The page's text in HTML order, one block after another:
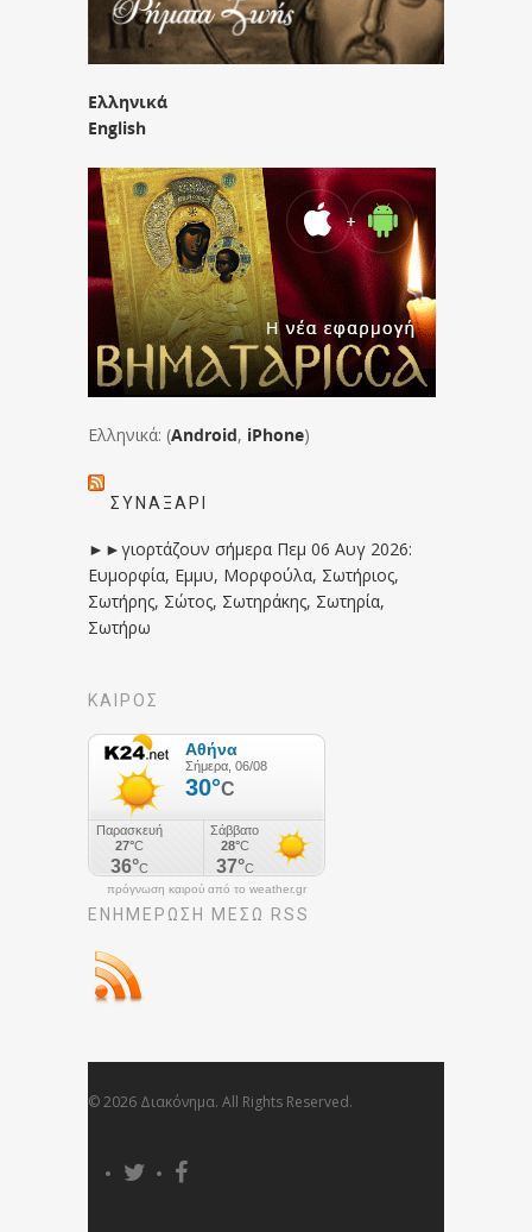
Ελληνικά
English
Ελληνικά: (Android, iPhone)
ΣΥΝΑΞΆΡΙ
►►γιορτάζουν σήμερα Πεμ 06 Αυγ 2026:
Ευμορφία, Εμμυ, Μορφούλα, Σωτήριος,
Σωτήρης, Σώτος, Σωτηράκης, Σωτηρία,
Σωτήρω
ΚΑΙΡΟΣ
πρόγνωση καιρού από το weather.gr
ΕΝΗΜΈΡΩΣΉ ΜΕΣΩ RSS
© 2026 Διακόνημα. All Rights Reserved.